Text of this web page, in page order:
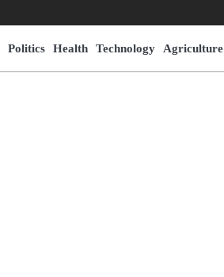
Politics Health Technology Agriculture